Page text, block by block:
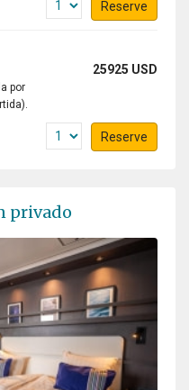
Reserve
25925 USD
por
Reserve
privado